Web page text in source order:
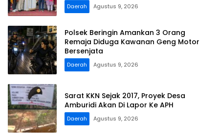
Daerah Agustus 9, 2026
Polsek Beringin Amankan 3 Orang
Remaja Diduga Kawanan Geng Motor
Bersenjata
Daerah Agustus 9, 2026
Sarat KKN Sejak 2017, Proyek Desa
Amburidi Akan Di Lapor Ke APH
Daerah Agustus 9, 2026